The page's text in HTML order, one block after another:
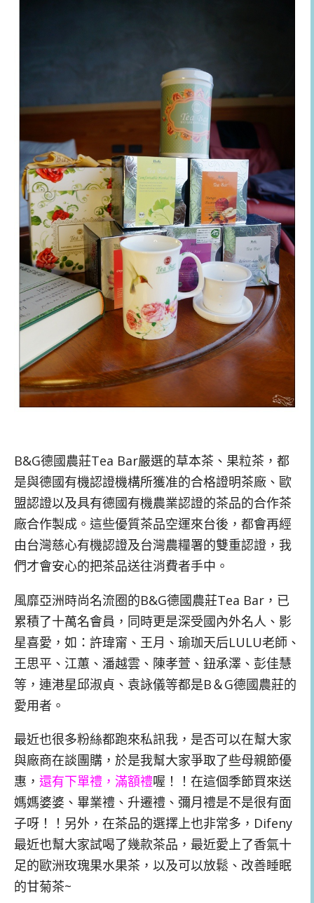
B&G德國農莊Tea Bar嚴選的草本茶、果粒茶，都
是與德國有機認證機構所獲准的合格證明茶廠、歐
盟認證以及具有德國有機農業認證的茶品的合作茶
廠合作製成。這些優質茶品空運來台後，都會再經
由台灣慈心有機認證及台灣農糧署的雙重認證，我
們才會安心的把茶品送往消費者手中。
風靡亞洲時尚名流圈的B&G德國農莊Tea Bar，已
累積了十萬名會員，同時更是深受國內外名人、影
星喜愛，如：許瑋甯、王月、瑜珈天后LULU老師、
王思平、江蕙、潘越雲、陳孝萱、鈕承澤、彭佳慧
等，連港星邱淑貞、袁詠儀等都是B＆G德國農莊的
愛用者。
最近也很多粉絲都跑來私訊我，是否可以在幫大家
與廠商在談團購，於是我幫大家爭取了些母親節優
惠， 還有下單禮，滿額禮喔！！在這個季節買來送
媽媽婆婆、畢業禮、升遷禮、彌月禮是不是很有面
子呀！！另外，在茶品的選擇上也非常多，Difeny
最近也幫大家試喝了幾款茶品，最近愛上了香氣十
足的歐洲玫瑰果水果茶，以及可以放鬆、改善睡眠
的甘菊茶~